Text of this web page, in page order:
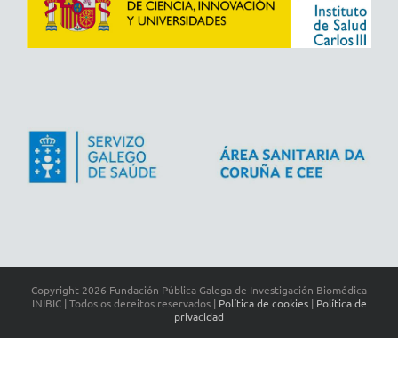
Copyright 2026 Fundación Pública Galega de Investigación Biomédica
INIBIC | Todos os dereitos reservados | Política de cookies| Política de
privacidad